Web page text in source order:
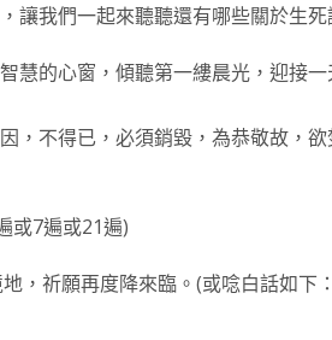
我們一起來聽聽還有哪些關於生死
的心窗，傾聽第一縷晨光，迎接一
，不得已，必須銷毀，為恭敬故，
或7遍或21遍)
，祈願再度降來臨。(或唸白話如